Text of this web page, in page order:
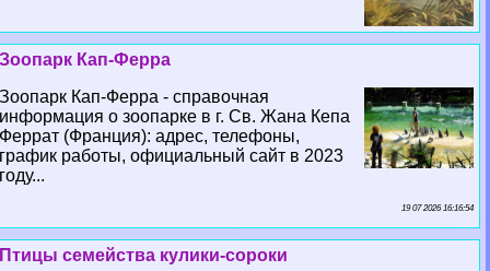
Зоопарк Кап-Ферра
Зоопарк Кап-Ферра - справочная
информация о зоопарке в г. Св. Жана Кепа
Феррат (Франция): адрес, телефоны,
график работы, официальный сайт в 2023
году...
19 07 2026 16:16:54
Птицы семейства кулики-сороки